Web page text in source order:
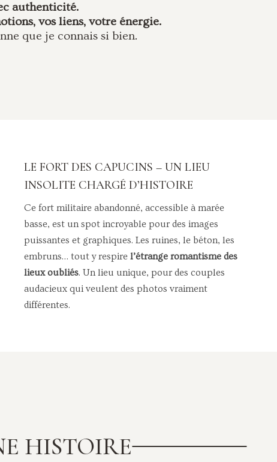
authenticité.
vos liens, votre énergie.
que je connais si bien.
LE FORT DES CAPUCINS – UN LIEU
INSOLITE CHARGÉ D’HISTOIRE
Ce fort militaire abandonné, accessible à marée
basse, est un spot incroyable pour des images
puissantes et graphiques. Les ruines, le béton, les
embruns… tout y respire l’étrange romantisme des
lieux oubliés. Un lieu unique, pour des couples
audacieux qui veulent des photos vraiment
différentes.
HISTOIRE